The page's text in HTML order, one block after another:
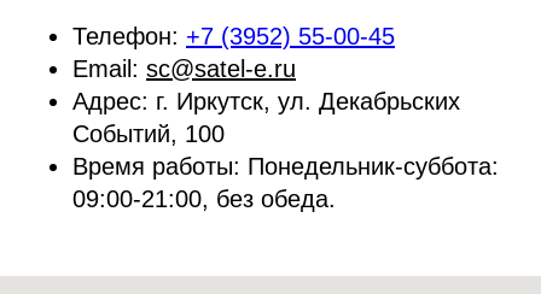
Телефон: +7 (3952) 55-00-45
Email: sc@satel-e.ru
Адрес: г. Иркутск, ул. Декабрьских
Событий, 100
Время работы: Понедельник-суббота:
09:00-21:00, без обеда.